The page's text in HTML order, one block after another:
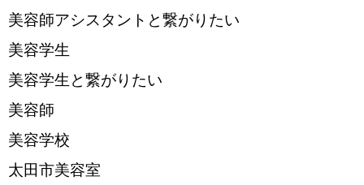
美容師アシスタントと繋がりたい
美容学生
美容学生と繋がりたい
美容師
美容学校
太田市美容室